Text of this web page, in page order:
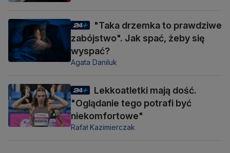
"Taka drzemka to prawdziwe
zabójstwo". Jak spać, żeby się
wyspać?
Agata Daniluk
Lekkoatletki mają dość.
"Oglądanie tego potrafi być
niekomfortowe"
Rafał Kazimierczak